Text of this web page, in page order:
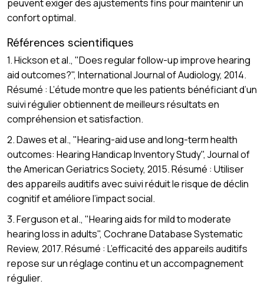
peuvent exiger des ajustements fins pour maintenir un
confort optimal.
Références scientifiques
1. Hickson et al., "Does regular follow-up improve hearing
aid outcomes?", International Journal of Audiology, 2014.
Résumé : L’étude montre que les patients bénéficiant d’un
suivi régulier obtiennent de meilleurs résultats en
compréhension et satisfaction.
2. Dawes et al., "Hearing-aid use and long-term health
outcomes: Hearing Handicap Inventory Study", Journal of
the American Geriatrics Society, 2015. Résumé : Utiliser
des appareils auditifs avec suivi réduit le risque de déclin
cognitif et améliore l’impact social.
3. Ferguson et al., "Hearing aids for mild to moderate
hearing loss in adults", Cochrane Database Systematic
Review, 2017. Résumé : L’efficacité des appareils auditifs
repose sur un réglage continu et un accompagnement
régulier.